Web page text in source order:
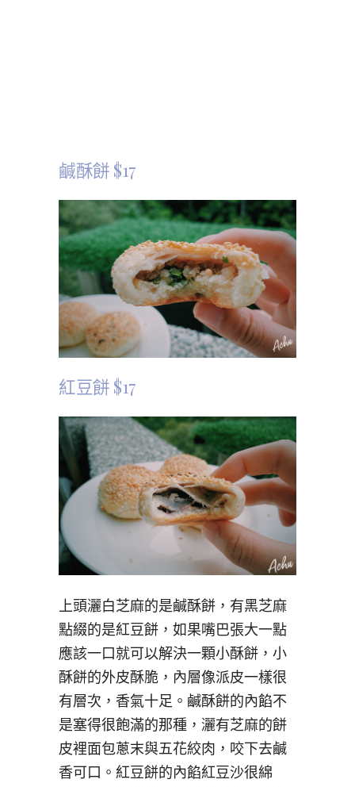
鹹酥餅 $17
紅豆餅 $17
上頭灑白芝麻的是鹹酥餅，有黑芝麻
點綴的是紅豆餅，如果嘴巴張大一點
應該一口就可以解決一顆小酥餅，小
酥餅的外皮酥脆，內層像派皮一樣很
有層次，香氣十足。鹹酥餅的內餡不
是塞得很飽滿的那種，灑有芝麻的餅
皮裡面包蔥末與五花絞肉，咬下去鹹
香可口。紅豆餅的內餡紅豆沙很綿